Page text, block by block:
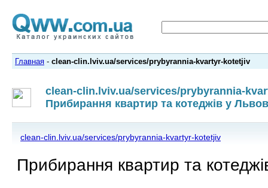
Главная - clean-clin.lviv.ua/services/prybyrannia-kvartyr-kotetjiv
clean-clin.lviv.ua/services/prybyrannia-
Прибирання квартир та котеджів у
clean-clin.lviv.ua/services/prybyrannia-kvartyr-kotetjiv
Прибирання квартир та